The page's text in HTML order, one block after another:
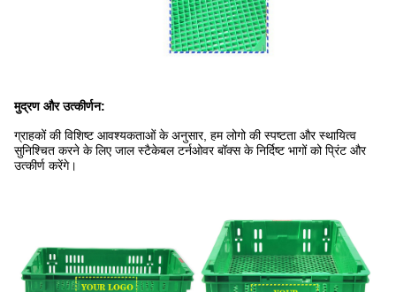
मुद्रण और उत्कीर्णन:
ग्राहकों की विशिष्ट आवश्यकताओं के अनुसार, हम लोगो की स्पष्टता और स्थायित्व
सुनिश्चित करने के लिए जाल स्टैकेबल टर्नओवर बॉक्स के निर्दिष्ट भागों को प्रिंट और
उत्कीर्ण करेंगे।